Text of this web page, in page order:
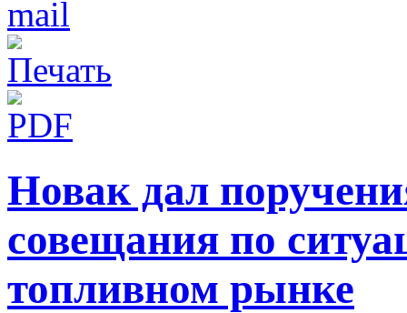
Новак дал
совещания по
топливном рынке